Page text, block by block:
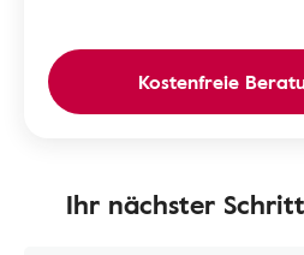
Kostenfreie
Ihr nächster